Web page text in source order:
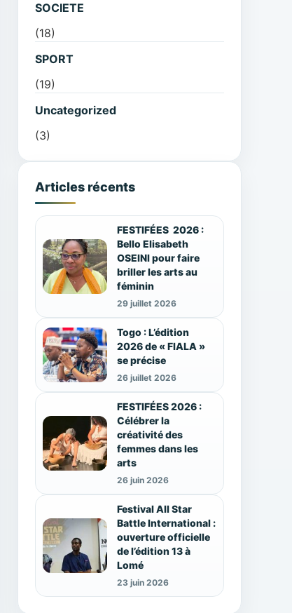
SOCIETE
(18)
SPORT
(19)
Uncategorized
(3)
Articles récents
FESTIFÉES 2026 :
Bello Elisabeth
OSEINI pour faire
briller les arts au
féminin
29 juillet 2026
Togo : L’édition
2026 de « FIALA »
se précise
26 juillet 2026
FESTIFÉES 2026 :
Célébrer la
créativité des
femmes dans les
arts
26 juin 2026
Festival All Star
Battle International :
ouverture officielle
de l’édition 13 à
Lomé
23 juin 2026